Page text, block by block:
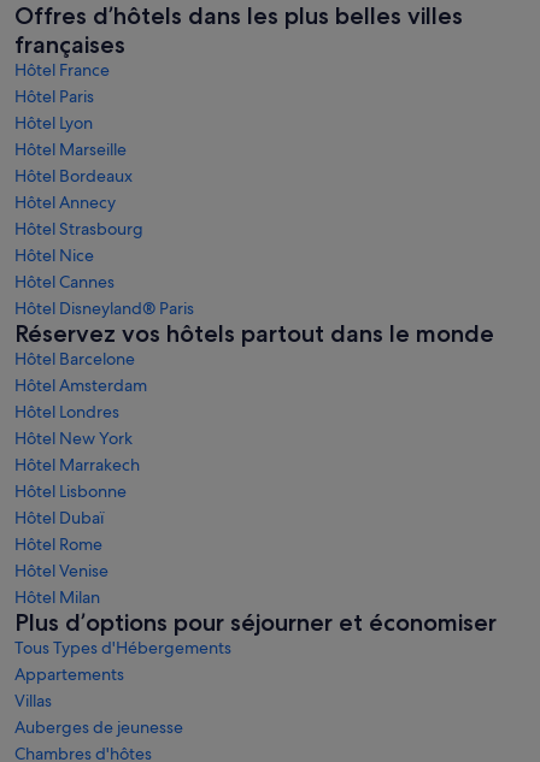
Offres d’hôtels dans les plus belles villes
françaises
Hôtel France
Hôtel Paris
Hôtel Lyon
Hôtel Marseille
Hôtel Bordeaux
Hôtel Annecy
Hôtel Strasbourg
Hôtel Nice
Hôtel Cannes
Hôtel Disneyland® Paris
Réservez vos hôtels partout dans le monde
Hôtel Barcelone
Hôtel Amsterdam
Hôtel Londres
Hôtel New York
Hôtel Marrakech
Hôtel Lisbonne
Hôtel Dubaï
Hôtel Rome
Hôtel Venise
Hôtel Milan
Plus d’options pour séjourner et économiser
Tous Types d'Hébergements
Appartements
Villas
Auberges de jeunesse
Chambres d'hôtes